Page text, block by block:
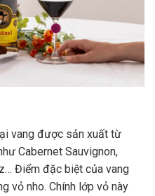
vang được sản xuất từ
Cabernet Sauvignon,
Điểm đặc biệt của vang
vỏ nho. Chính lớp vỏ này